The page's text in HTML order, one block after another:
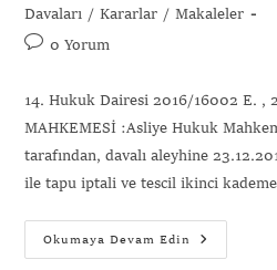
Davaları / Kararlar / Makaleler
0 Yorum
14. Hukuk Dairesi 2016/16002 E. ,
MAHKEMESİ :Asliye Hukuk
tarafından, davalı aleyhine
ile tapu iptali ve tescil ikinci
Okumaya Devam Edin